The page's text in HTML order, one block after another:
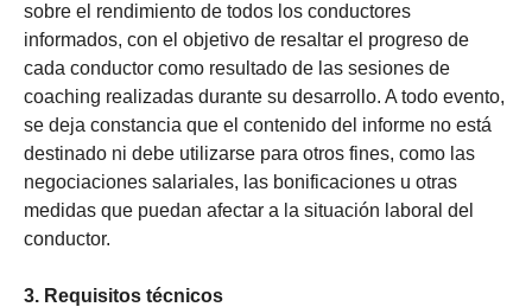
sobre el rendimiento de todos los conductores
informados, con el objetivo de resaltar el progreso de
cada conductor como resultado de las sesiones de
coaching realizadas durante su desarrollo. A todo evento,
se deja constancia que el contenido del informe no está
destinado ni debe utilizarse para otros fines, como las
negociaciones salariales, las bonificaciones u otras
medidas que puedan afectar a la situación laboral del
conductor.
3. Requisitos técnicos